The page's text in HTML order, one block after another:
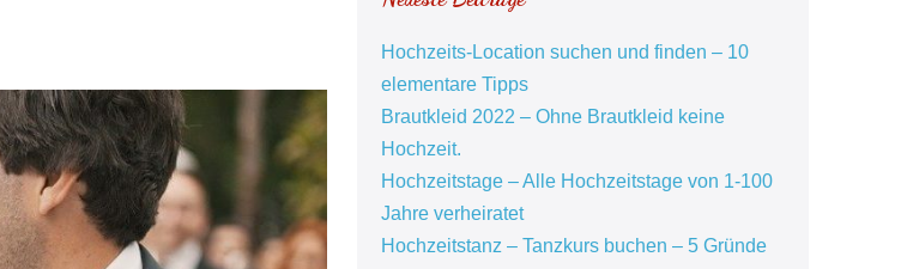
Hochzeits-Location suchen und finden – 10
elementare Tipps
Brautkleid 2022 – Ohne Brautkleid keine
Hochzeit.
Hochzeitstage – Alle Hochzeitstage von 1-100
Jahre verheiratet
Hochzeitstanz – Tanzkurs buchen – 5 Gründe